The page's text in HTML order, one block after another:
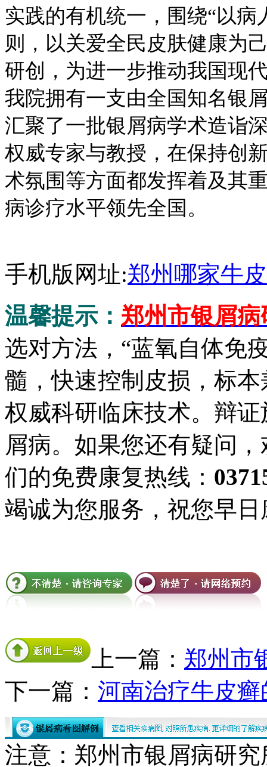
实践的有机统一，围绕“以
则，以关爱全民皮肤健康为
研创，为进一步推动我国现
我院拥有一支由全国知名银
汇聚了一批银屑病学术造诣
权威专家与教授，在保持创
术氛围等方面都发挥着及其
病诊疗水平领先全国。
手机版网址:郑州哪家牛
温馨提示： 郑州市银屑病
选对方法，“蓝氧自体免
髓，快速控制皮损，标
权威科研临床技术。辩
屑病。如果您还有疑问
们的免费康复热线：
竭诚为您服务，祝您早日
上一篇： 郑州市
下一篇： 河南治疗牛皮癣
注意：郑州市银屑病研